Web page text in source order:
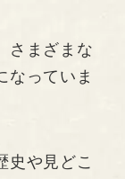
さまざまな
なっていま
史や見どこ